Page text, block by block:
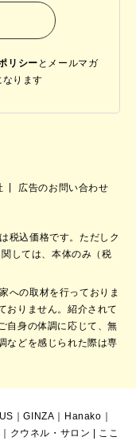
リシー と メールマガ
なります
広告のお問い合わせ
税込価格です。ただしク
しては、本体のみ（税
への取材を行っておりま
おりません。紹介されて
自身の体調に応じて、無
などを感じられた際は専
｜GINZA ｜ Hanako ｜
｜ クウネル・サロン | ここ